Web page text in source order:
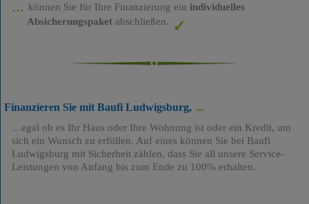
können Sie für Ihre Finanzierung ein individuelles
Absicherungspaketabschließen.
Finanzieren Sie mit Baufi Ludwigsburg,
egal ob es Ihr Haus oder Ihre Wohnung ist oder ein Kredit, um
sich ein Wunsch zu erfüllen. Auf eines können Sie bei Baufi
Ludwigsburg mit Sicherheit zählen, dass Sie all unsere Service-
Leistungen von Anfang bis zum Ende zu 100% erhalten.